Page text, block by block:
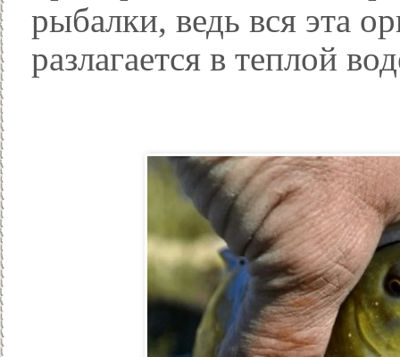
рыбалки, ведь вся эта
разлагается в теплой